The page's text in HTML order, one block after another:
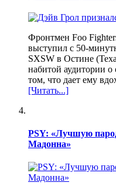
Фронтмен Foo
выступил с 50-
SXSW в Остине
набитой аудитории о
том, что дает ему
[Читать...]
PSY: «Лучшую
Мадонна»